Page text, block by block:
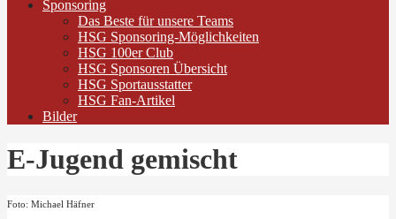
Sponsoring
Das Beste für unsere Teams
HSG Sponsoring-Möglichkeiten
HSG 100er Club
HSG Sponsoren Übersicht
HSG Sportausstatter
HSG Fan-Artikel
Bilder
E-Jugend gemischt
Foto: Michael Häfner